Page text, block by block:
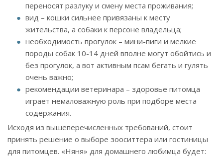
переносят разлуку и смену места проживания;
вид – кошки сильнее привязаны к месту
жительства, а собаки к персоне владельца;
необходимость прогулок – мини-пиги и мелкие
породы собак 10-14 дней вполне могут обойтись и
без прогулок, а вот активным псам бегать и гулять
очень важно;
рекомендации ветеринара – здоровье питомца
играет немаловажную роль при подборе места
содержания.
Исходя из вышеперечисленных требований, стоит
принять решение о выборе зооситтера или гостиницы
для питомцев. «Няня» для домашнего любимца будет: